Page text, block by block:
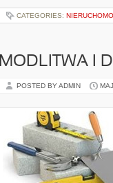
CATEGORIES:
MODLITWA I
POSTED BY ADMIN